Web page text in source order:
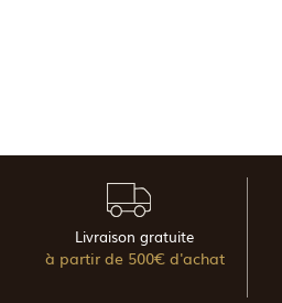
Livraison gratuite
à partir de 500€ d'achat